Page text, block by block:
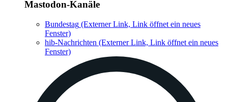
Mastodon-Kanäle
Bundestag (Externer Link, Link öffnet ein neues
Fenster)
hib-Nachrichten (Externer Link, Link öffnet ein neues
Fenster)